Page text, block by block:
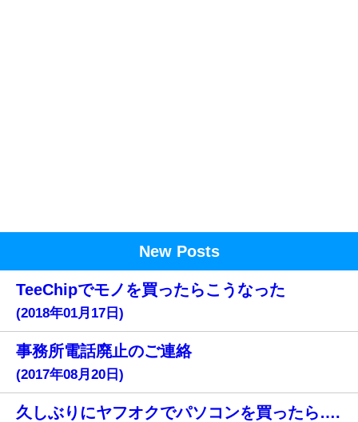
New Posts
TeeChipでモノを買ったらこうなった
(2018年01月17日)
事務所電話廃止のご連絡
(2017年08月20日)
久しぶりにヤフオクでパソコンを買ったら….